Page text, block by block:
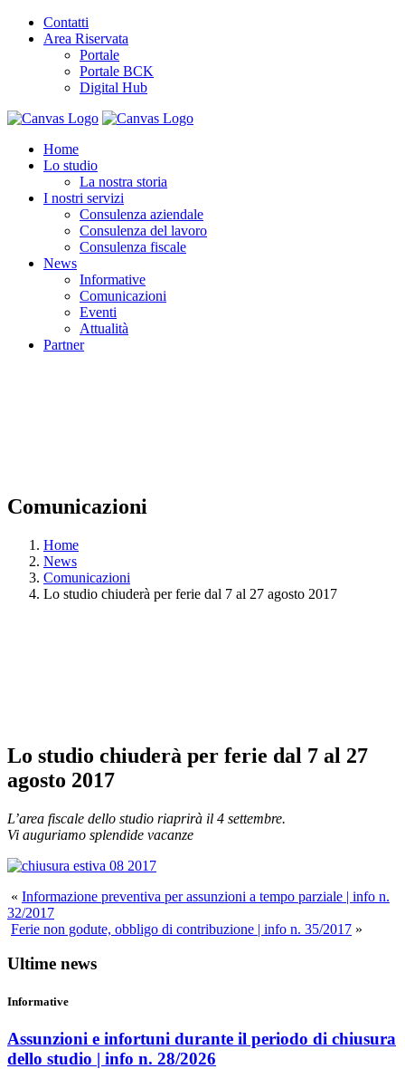
Contatti
Area Riservata
Portale
Portale BCK
Digital Hub
Home
Lo studio
La nostra storia
I nostri servizi
Consulenza aziendale
Consulenza del lavoro
Consulenza fiscale
News
Informative
Comunicazioni
Eventi
Attualità
Partner
Comunicazioni
Home
News
Comunicazioni
Lo studio chiuderà per ferie dal 7 al 27 agosto 2017
Lo studio chiuderà per ferie dal 7 al 27
agosto 2017
L’area fiscale dello studio riaprirà il 4 settembre.
Vi auguriamo splendide vacanze
« Informazione preventiva per assunzioni a tempo parziale | info n.
32/2017
Ferie non godute, obbligo di contribuzione | info n. 35/2017 »
Ultime news
Informative
Assunzioni e infortuni durante il periodo di chiusura
dello studio | info n. 28/2026